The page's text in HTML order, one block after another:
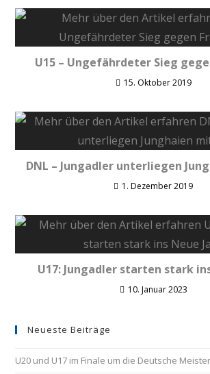
U15 – Ungefährdeter Sieg
15. Oktober 2019
DNL – Jungadler unterliegen
1. Dezember 2019
U17: Jungadler starten stark
10. Januar 2023
Neueste Beiträge
U20 und U17 im Finale um die Deutsche